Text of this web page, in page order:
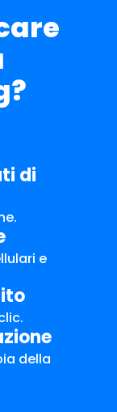
di
e
della